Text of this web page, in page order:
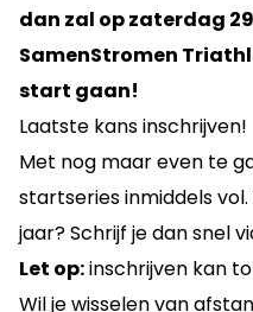
dan zal op zaterdag
SamenStromen
start gaan!
Laatste kans inschrijven!
Met nog maar even te
startseries inmiddels
jaar? Schrijf je dan snel
Let op:inschrijven kan
Wil jewisselen van